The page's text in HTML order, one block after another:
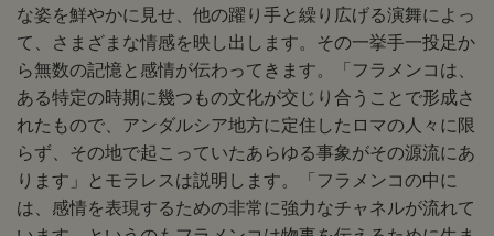
な姿を鮮やかに見せ、他の躍り手と繰り広げる演舞によっ
て、さまざまな情感を映し出します。その一挙手一投足か
ら無数の記憶と感情が伝わってきます。「フラメンコは、
ある特定の時期に幾つもの文化が交じり合うことで形成さ
れたもので、アンダルシア地方に定住したロマの人々に限
らず、その地で起こっていたあらゆる事象がその源流にあ
ります」とモラレスは説明します。「フラメンコの中に
は、感情を表現するための非常に強力なチャネルが流れて